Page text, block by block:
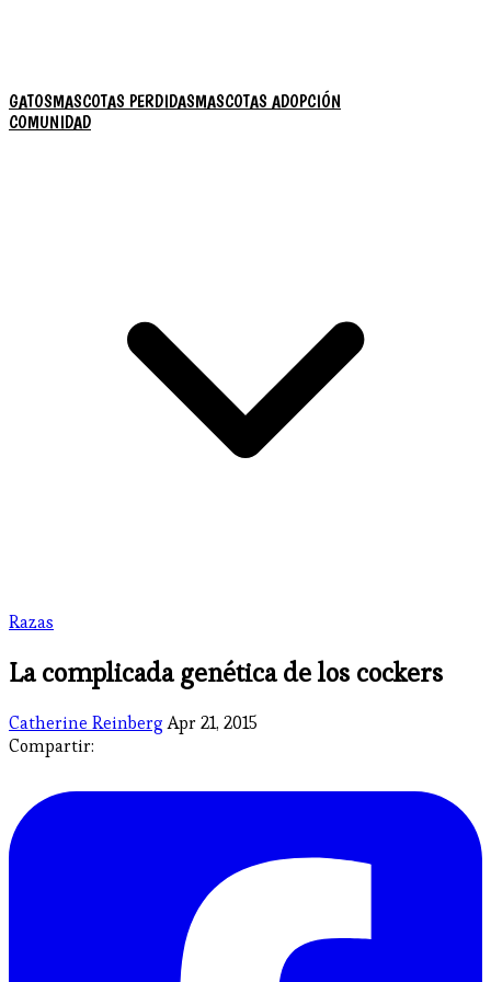
GATOSMASCOTAS PERDIDASMASCOTAS ADOPCIÓN
COMUNIDAD
Razas
La complicada genética de los cockers
Catherine Reinberg Apr 21, 2015
Compartir: